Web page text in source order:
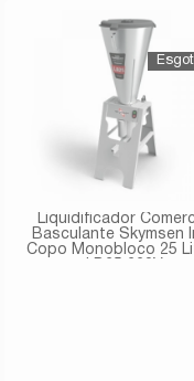
Liquidificador
Basculante Skymsen
Copo Monobloco 25